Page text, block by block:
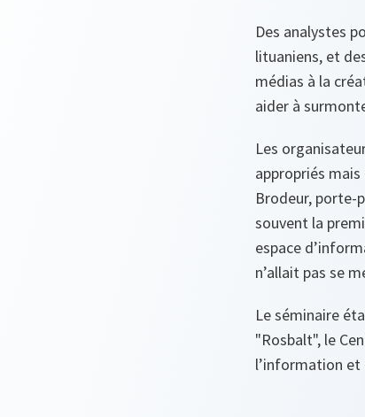
Des analystes
lituaniens, et
médias à la
aider à
Les
appropriés
Brodeur, porte-
souvent la
espace
n’allait pas se
Le séminaire
"Rosbalt", le
l’information et